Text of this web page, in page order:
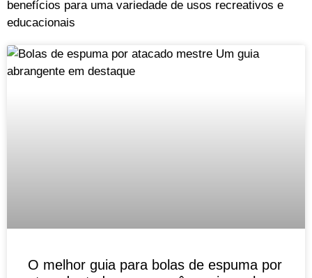
benefícios para uma variedade de usos recreativos e
educacionais
O melhor guia para bolas de espuma por